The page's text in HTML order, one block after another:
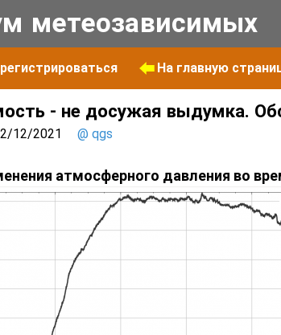
метеозависимых
На главную
- не досужая выдумка.
12/2021 @ qgs
атмосферного давления во